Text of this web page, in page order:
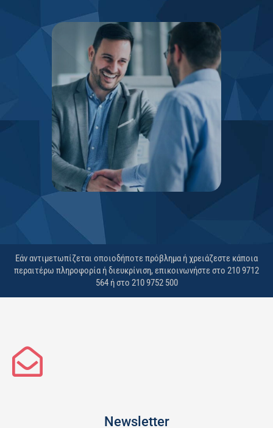
Εάν αντιμετωπίζεται οποιοδήποτε πρόβλημα ή χρειάζεστε κάποια
περαιτέρω πληροφορία ή διευκρίνιση, επικοινωνήστε στο 210 9712
564 ή στο 210 9752 500
Νewsletter